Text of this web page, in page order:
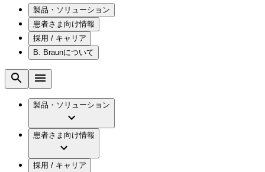
製品・ソリューション
ソリューション
メンテナンスプログラム
国内の修理サービスセンター
手術器具の管理、再生処理工程の業務改善
製品・診療領域
患者さま向け情報
腰椎椎間板ヘルニアについて
水頭症について
慢性創傷の治癒
アクトリーン ハイライト カテ
採用 / キャリア
ビー・ブラウンエースクラップ株式会社の
ビー・ブラウンエースクラップ株式会社の
会社概要
報
B. Braunについて
ビジョンとバリュー
ブランド
ついて
製品・ソリューション
患者さま向け情報
採用 / キャリア